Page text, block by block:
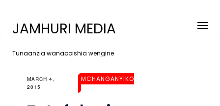
JAMHURI MEDIA
Tunaanzia wanapoishia wengine
MARCH 4,
2015
MCHANGANYIKO